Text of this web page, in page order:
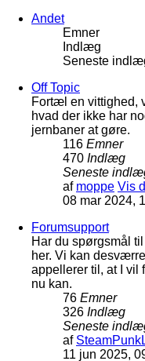
Andet
Emner
Indlæg
Seneste
Off Topic
Fortæl en vittighed,
hvad der ikke har
jernbaner at gøre.
116 Emner
470 Indlæg
Seneste
af moppe Vis
08 mar 2024,
Forumsupport
Har du spørgsmål
her. Vi kan
appellerer til, at I vil
nu kan.
76 Emner
326 Indlæg
Seneste
af
11 jun 2025,